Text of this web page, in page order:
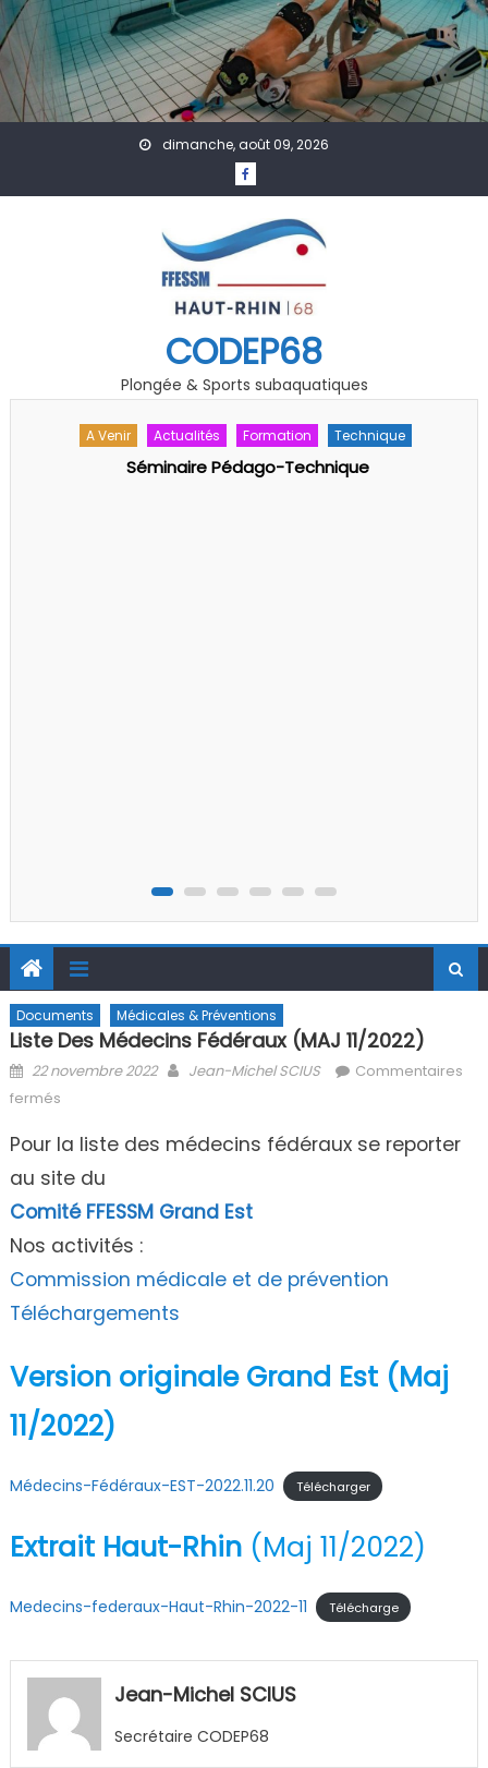
Skip to content
dimanche, août 09, 2026
CODEP68
Plongée & Sports subaquatiques
A Venir Actualités
PSP : Formation arbitre /juge fédéral 1er degré
Documents Médicales & Préventions
Liste Des Médecins Fédéraux (MAJ 11/2022)
Posted on
22 novembre 2022 Author
Jean-Michel SCIUS
Commentaires
fermés
Pour la liste des médecins fédéraux se reporter
au site du
Comité FFESSM Grand Est
Nos activités :
Commission médicale et de prévention
Téléchargements
Version originale Grand Est (Maj
11/2022)
Médecins-Fédéraux-EST-2022.11.20 Télécharger
Extrait Haut-Rhin(Maj 11/2022)
Medecins-federaux-Haut-Rhin-2022-11 Télécharge
Jean-Michel SCIUS
Secrétaire CODEP68